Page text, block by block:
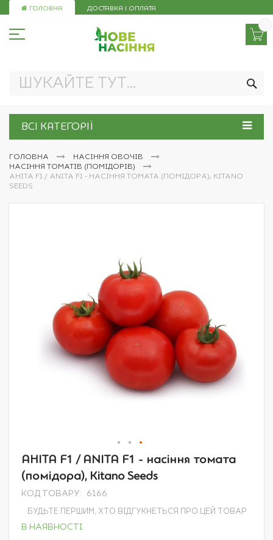
Skip
ГОЛОВНА ДОСТАВКА І ОПЛАТА
ВСІ КАТЕГОРІЇ
ГОЛОВНА
НАСІННЯ ОВОЧІВ
НАСІННЯ ТОМАТІВ (ПОМІДОРІВ)
АНІТА F1 / ANITA F1 - НАСІННЯ ТОМАТА (ПОМІДОРА), KITANO
SEEDS
Перейти
до
початку
галереї
АНІТА F1 / ANITA F1 - насіння томата
(помідора), Kitano Seeds
КОД ТОВАРУ 6166
БУДЬТЕ ПЕРШИМ, ХТО ВІДГУКНЕТЬСЯ ПРО ЦЕЙ ТОВАР
В НАЯВНОСТІ